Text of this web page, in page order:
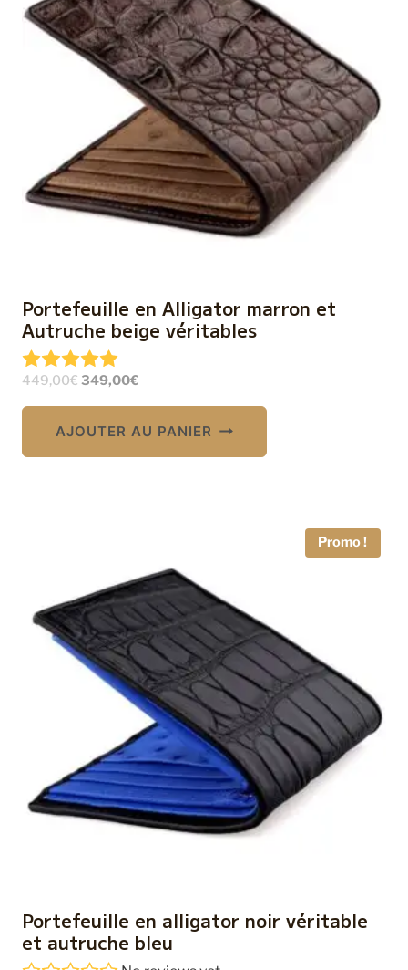
Portefeuille en Alligator marron et
Autruche beige véritables
449,00€Le
349,00€Le
AJOUTER AU PANIER
Promo !
Portefeuille en alligator noir véritable
et autruche bleu